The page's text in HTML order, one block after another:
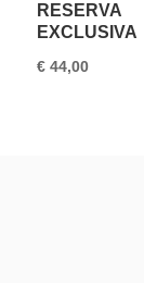
RESERVA
EXCLUSIVA
€44,00